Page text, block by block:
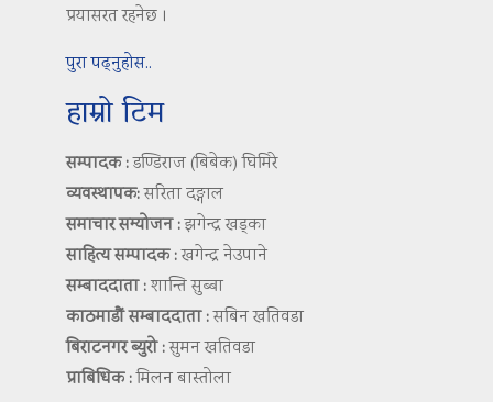
प्रयासरत रहनेछ ।
पुरा पढ्नुहोस..
हाम्रो टिम
सम्पादक :डण्डिराज (बिबेक) घिमिरे
व्यवस्थापक:सरिता दङ्गाल
समाचार सम्योजन :झगेन्द्र खड्का
साहित्य सम्पादक :खगेन्द्र नेउपाने
सम्बाददाता :शान्ति सुब्बा
काठमाडौं सम्बाददाता :सबिन खतिवडा
बिराटनगर ब्युरो :सुमन खतिवडा
प्राबिधिक :मिलन बास्तोला